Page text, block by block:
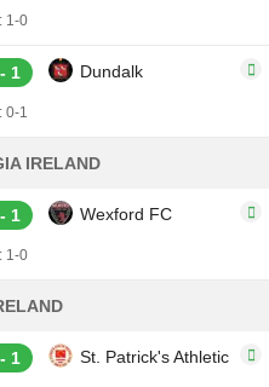
1-0
1 Dundalk
0-1
IRELAND
1 Wexford FC
1-0
1 St. Patrick's Athletic